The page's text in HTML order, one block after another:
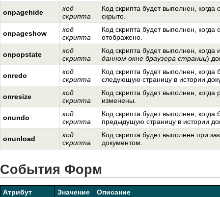
onpagehide
код
скрипта
Код скрипта будет выполнен, когда
скрыто.
onpageshow
код
скрипта
Код скрипта будет выполнен, когда
отображено.
onpopstate
код
скрипта
Код скрипта будет выполнен, когда
данном окне браузера страниц)
onredo
код
скрипта
Код скрипта будет выполнен,
следующую страницу в истории
onresize
код
скрипта
Код скрипта будет выполнен,
изменены.
onundo
код
скрипта
Код скрипта будет выполнен,
предыдущую страницу в истории
onunload
код
скрипта
Код скрипта будет выполнен при
документом.
События Форм
Атрибут Значение Описание